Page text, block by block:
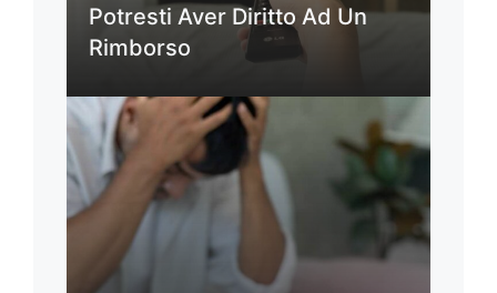
Potresti Aver Diritto Ad Un
Rimborso